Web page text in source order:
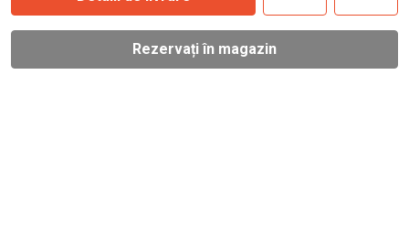
Rezervați în magazin